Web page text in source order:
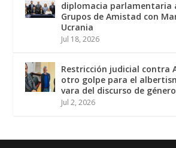
diplomacia parlamentaria
Grupos de Amistad con
Ucrania
Jul 18, 2026
Restricción judicial contra
otro golpe para el
vara del discurso de género
Jul 2, 2026